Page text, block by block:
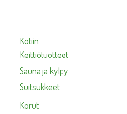
Kotiin
Keittiötuotteet
Sauna ja kylpy
Suitsukkeet
Korut